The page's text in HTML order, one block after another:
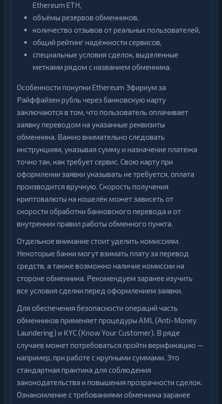
Ethereum ETH,
объёмы резервов обменников,
количество отзывов от реальных пользователей,
общий рейтинг надёжности сервисов,
специальные условия сделок, выделенные
метками рядом с названием обменника.
Особенности покупки Ethereum Эфириум за
Райффайзен рубль через банковскую карту
заключаются в том, что пользователь оплачивает
заявку переводом на указанные реквизиты
обменника. Важно внимательно следовать
инструкциям, указывая сумму и назначение платежа
точно так, как требует сервис. Свою карту при
оформлении заявки указывать не требуется, оплата
производится вручную. Скорость получения
криптовалюты на кошелёк может зависеть от
скорости обработки банковского перевода и от
внутренних правил работы обменного пункта.
Отдельное внимание стоит уделить комиссиям.
Некоторые банки могут взимать плату за перевод
средств, а также возможно наличие комиссии на
стороне обменника. Рекомендуем заранее изучить
все условия сделки перед оформлением заявки.
Для обеспечения безопасности операций часть
обменников применяет процедуры AML (Anti-Money
Laundering) и KYC (Know Your Customer). В ряде
случаев может потребоваться пройти верификацию —
например, при работе с крупными суммами. Это
стандартная практика для соблюдения
законодательства и повышения прозрачности сделок.
Ознакомление с требованиями обменника заранее